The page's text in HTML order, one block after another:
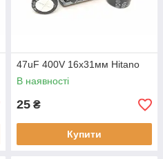
47uF 400V 16х31мм Hitano
В наявності
25 ₴
Купити